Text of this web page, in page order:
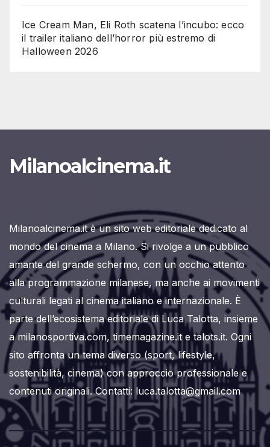
Ice Cream Man, Eli Roth scatena l’incubo: ecco
il trailer italiano dell’horror più estremo di
Halloween 2026
Milanoalcinema.it
Milanoalcinema.it è un sito web editoriale dedicato al
mondo del cinema a Milano. Si rivolge a un pubblico
amante del grande schermo, con un occhio attento
alla programmazione milanese, ma anche ai movimenti
culturali legati al cinema italiano e internazionale. È
parte dell’ecosistema editoriale di Luca Talotta, insieme
a milanosportiva.com, timemagazine.it e talots.it. Ogni
sito affronta un tema diverso (sport, lifestyle,
sostenibilità, cinema) con approccio professionale e
contenuti originali. Contatti: luca.talotta@gmail.com